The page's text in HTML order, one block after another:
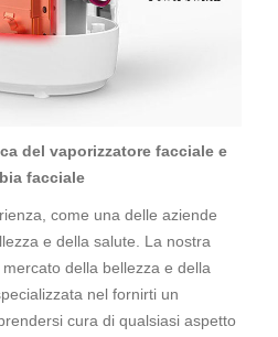
del vaporizzatore facciale e
facciale
come una delle aziende
e della salute. La nostra
della bellezza e della
nel fornirti un
cura di qualsiasi aspetto